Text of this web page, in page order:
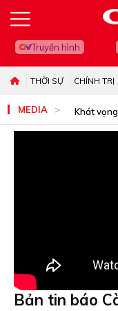
Truyền hình
THỜI SỰ CHÍNH TRỊ
MEDIA Khát
Bản tin báo